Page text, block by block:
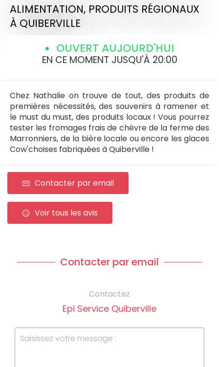
ALIMENTATION, PRODUITS RÉGIONAUX
À QUIBERVILLE
OUVERT AUJOURD'HUI
EN CE MOMENT JUSQU'À 20:00
Chez Nathalie on trouve de tout, des produits de
premières nécessités, des souvenirs à ramener et
le must du must, des produits locaux ! Vous pourrez
tester les fromages frais de chèvre de la ferme des
Marronniers, de la bière locale ou encore les glaces
Cow'choises fabriquées à Quiberville !
Contacter par email
Voir tous les avis
Contacter par email
Contactez
Epi Service Quiberville